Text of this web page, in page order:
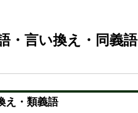
4
5
.
%
・言い換え・同義語
え・類義語